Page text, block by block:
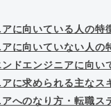
に向いている人の特
に向いていない人の
ンドエンジニアに向い
に求められる主なス
へのなり方・転職ス